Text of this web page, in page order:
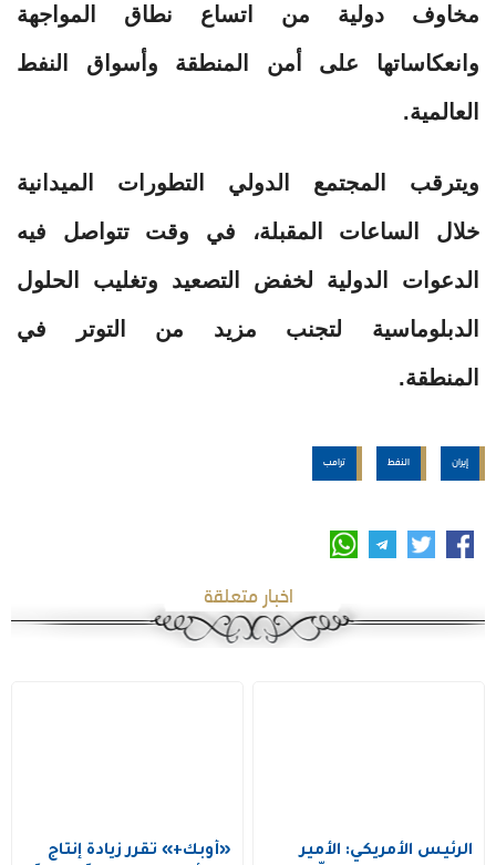
مخاوف دولية من اتساع نطاق المواجهة
وانعكاساتها على أمن المنطقة وأسواق النفط
العالمية.
ويترقب المجتمع الدولي التطورات الميدانية
خلال الساعات المقبلة، في وقت تتواصل فيه
الدعوات الدولية لخفض التصعيد وتغليب الحلول
الدبلوماسية لتجنب مزيد من التوتر في
المنطقة.
إيران النفط ترامب
اخبار متعلقة
الرئيس الأمريكي: الأمير
«أوبك+» تقرر زيادة إنتاج